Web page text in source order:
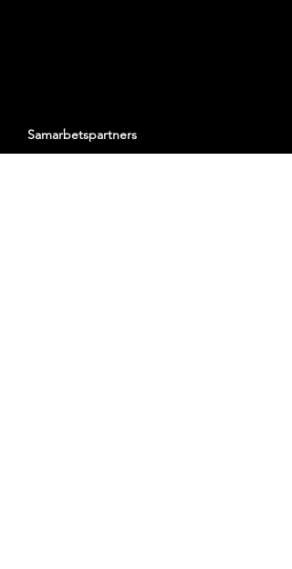
Samarbetspartners